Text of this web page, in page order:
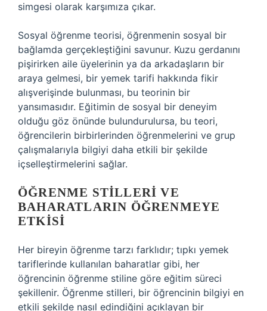
simgesi olarak karşımıza çıkar.
Sosyal öğrenme teorisi, öğrenmenin sosyal bir
bağlamda gerçekleştiğini savunur. Kuzu gerdanını
pişirirken aile üyelerinin ya da arkadaşların bir
araya gelmesi, bir yemek tarifi hakkında fikir
alışverişinde bulunması, bu teorinin bir
yansımasıdır. Eğitimin de sosyal bir deneyim
olduğu göz önünde bulundurulursa, bu teori,
öğrencilerin birbirlerinden öğrenmelerini ve grup
çalışmalarıyla bilgiyi daha etkili bir şekilde
içselleştirmelerini sağlar.
ÖĞRENME STILLERI VE
BAHARATLARIN ÖĞRENMEYE
ETKISI
Her bireyin öğrenme tarzı farklıdır; tıpkı yemek
tariflerinde kullanılan baharatlar gibi, her
öğrencinin öğrenme stiline göre eğitim süreci
şekillenir. Öğrenme stilleri, bir öğrencinin bilgiyi en
etkili şekilde nasıl edindiğini açıklayan bir